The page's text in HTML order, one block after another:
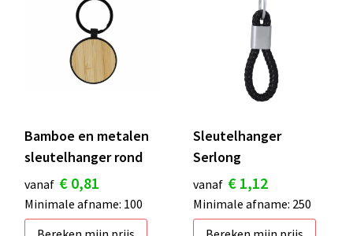
Bamboe en metalen
sleutelhanger rond
vanaf € 0,81
Minimale afname: 100
Sleutelhanger
Serlong
vanaf € 1,12
Minimale afname: 250